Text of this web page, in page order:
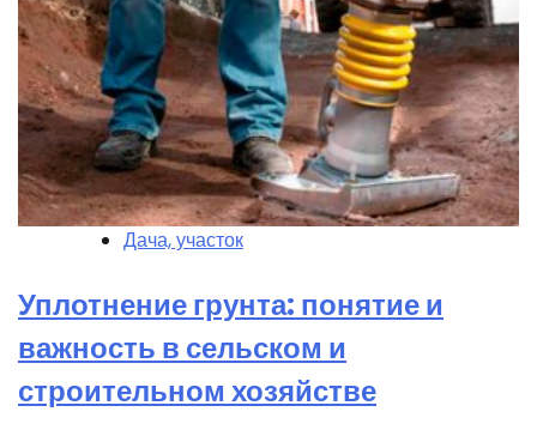
Дача, участок
Уплотнение грунта: понятие и
важность в сельском и
строительном хозяйстве